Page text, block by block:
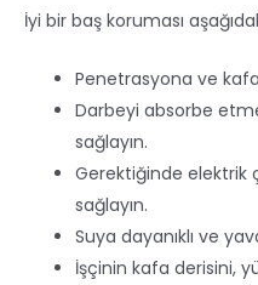
İyi bir baş koruması
Penetrasyona ve
Darbeyi absorbe
sağlayın.
Gerektiğinde elektrik
sağlayın.
Suya dayanıklı ve
İşçinin kafa derisini,